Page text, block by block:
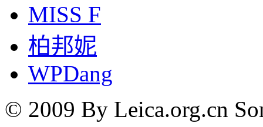
MISS F
柏邦妮
WPDang
© 2009 By Leica.org.cn